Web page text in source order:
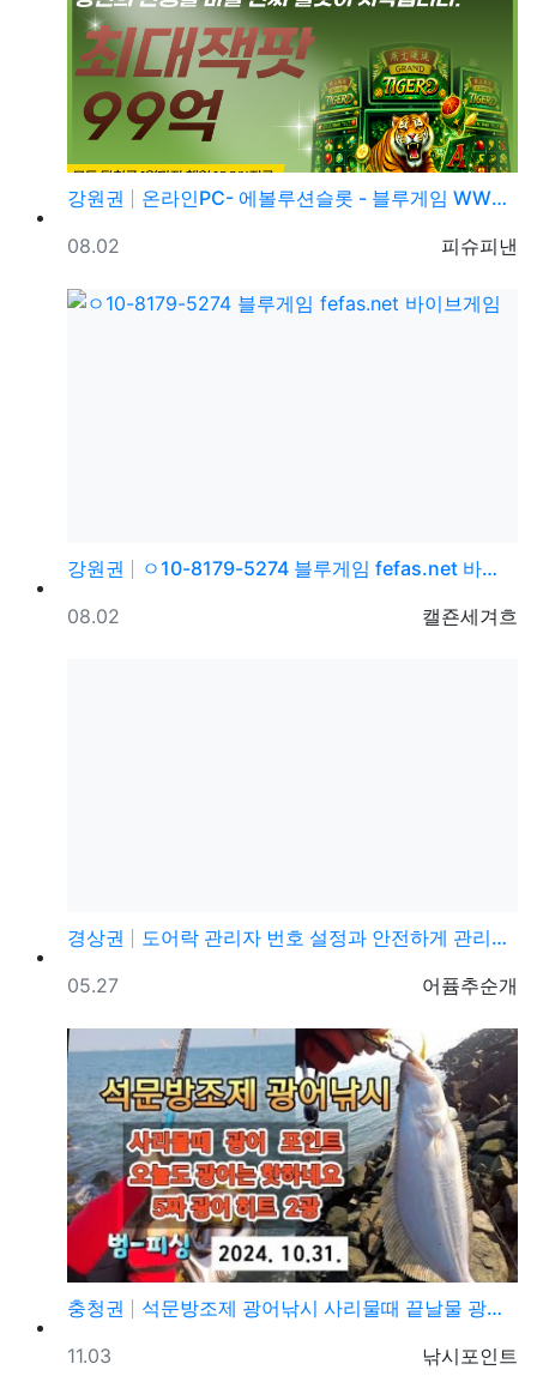
강원권
온라인PC- 에볼루션슬롯 - 블루게임 WWW.fefas…
등록자
피슈피낸
등록일
08.02
강원권
ㅇ10-8179-5274 블루게임 fefas.net 바…
등록자
캘죤세겨흐
등록일
08.02
경상권
도어락 관리자 번호 설정과 안전하게 관리하는 방법
등록자
어퓸추순개
등록일
05.27
충청권
석문방조제 광어낚시 사리물때 끝날물 광어포인트 추천
등록자
낚시포인트
등록일
11.03